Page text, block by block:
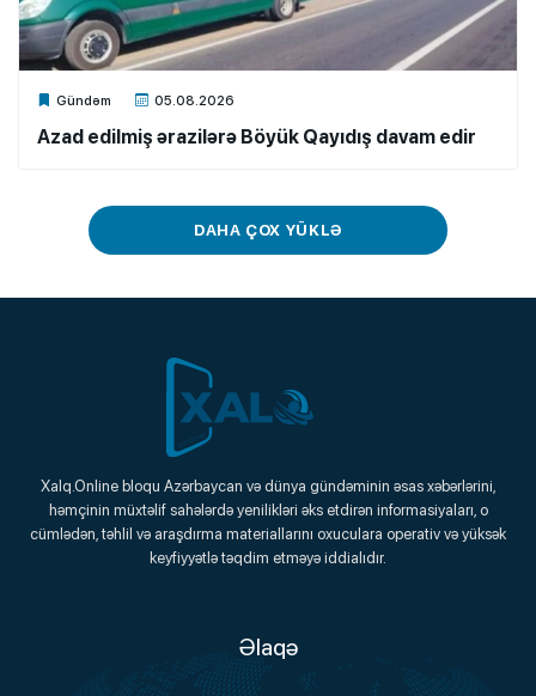
Gündəm 05.08.2026
Xalq.Online
Azad edilmiş ərazilərə Böyük Qayıdış davam edir
DAHA ÇOX YÜKLƏ
Xalq.Online
Onlayn Platforma
Xalq.Online bloqu Azərbaycan və dünya gündəminin əsas xəbərlərini,
həmçinin müxtəlif sahələrdə yenilikləri əks etdirən informasiyaları, o
cümlədən, təhlil və araşdırma materiallarını oxuculara operativ və yüksək
keyfiyyətlə təqdim etməyə iddialıdır.
Əlaqə